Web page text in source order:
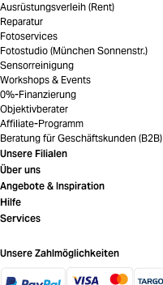
Ausrüstungsverleih (Rent)
Reparatur
Fotoservices
Fotostudio (München Sonnenstr.)
Sensorreinigung
Workshops & Events
0%-Finanzierung
Objektivberater
Affiliate-Programm
Beratung für Geschäftskunden (B2B)
Unsere Filialen
Über uns
Angebote & Inspiration
Hilfe
Services
Unsere Zahlmöglichkeiten